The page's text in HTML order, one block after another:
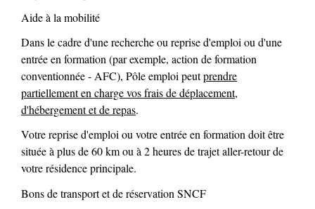
Aide à la mobilité
Dans le cadre d'une recherche ou reprise d'emploi ou d'une
entrée en formation (par exemple, action de formation
conventionnée - AFC), Pôle emploi peutprendre
partiellement en charge vos frais de déplacement,
d'hébergement et de repas.
Votre reprise d'emploi ou votre entrée en formation doit être
située à plus de 60 km ou à 2 heures de trajet aller-retour de
votre résidence principale.
Bons de transport et de réservation SNCF